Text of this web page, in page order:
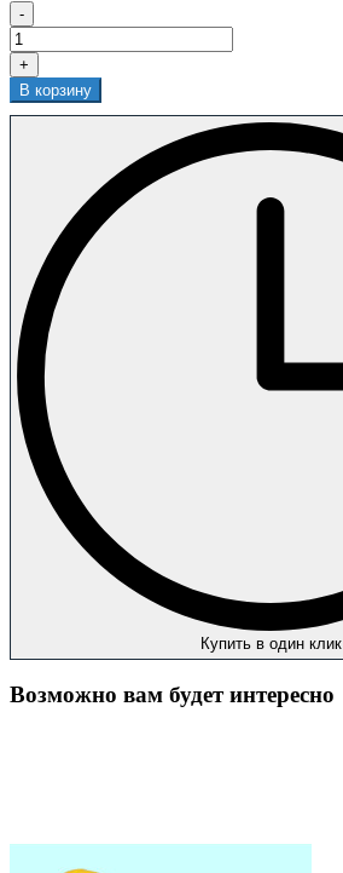
-
+
В корзину
Купить в один клик
Возможно вам будет интересно